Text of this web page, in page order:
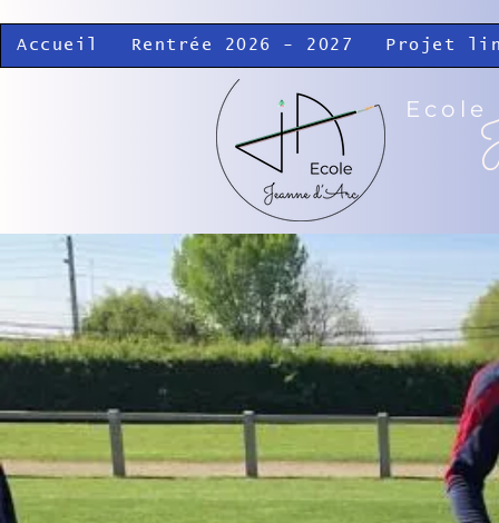
Accueil Rentrée 2026 - 2027 Projet
Ecole